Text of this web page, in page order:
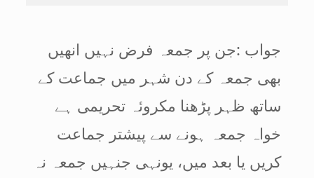
جواب :جن پر جمعہ فرض نہیں انھیں
بھی جمعہ کے دن شہر میں جماعت کے
ساتھ ظہر پڑھنا مکروئہ تحریمی ہے
خواہ جمعہ ہونے سے پیشتر جماعت
کریں یا بعد میں، یونہی جنہیں جمعہ نہ